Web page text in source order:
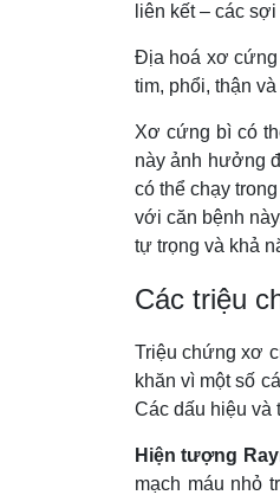
liên kết – các
Địa hoá xơ cứng
tim, phổi, thận
Xơ cứng bì có
này ảnh hưởng
có thể chạy
với căn bệnh
tự trọng và khả
Các triệu
Triệu chứng xơ
khăn vì một số
Các dấu hiệu và
Hiện tượng
mạch máu nhỏ